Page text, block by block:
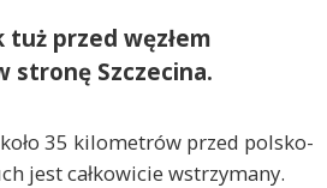
tuż przed węzłem
stronę Szczecina.
35 kilometrów przed polsko-
jest całkowicie wstrzymany.